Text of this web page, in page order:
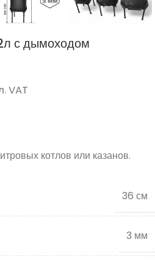
с дымоходом
VAT
котлов или казанов.
36 см
3 мм